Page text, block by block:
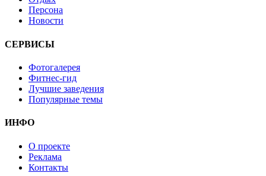
Персона
Новости
СЕРВИСЫ
Фотогалерея
Фитнес-гид
Лучшие заведения
Популярные темы
ИНФО
О проекте
Реклама
Контакты